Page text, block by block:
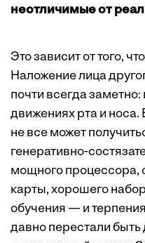
неотличимые от
Это зависит от того,
Наложение лица
почти всегда
движениях рта и носа.
не все может
генеративно-
мощного процессора,
карты, хорошего
обучения — и
давно перестали